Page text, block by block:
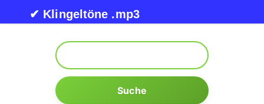
Skip to content✔ Klingeltöne .mp3
Suche